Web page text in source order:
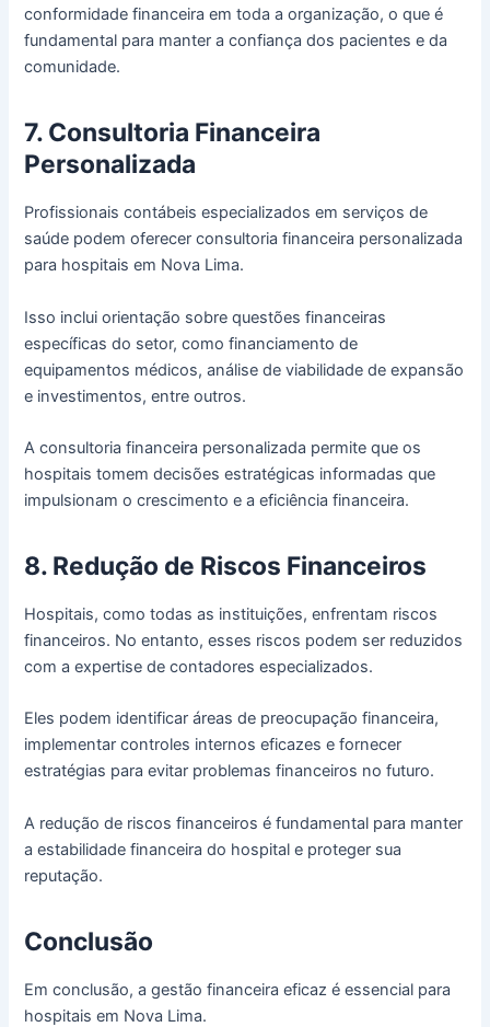
conformidade financeira em toda a organização, o que é
fundamental para manter a confiança dos pacientes e da
comunidade.
7. Consultoria Financeira
Personalizada
Profissionais contábeis especializados em serviços de
saúde podem oferecer consultoria financeira personalizada
para hospitais em Nova Lima.
Isso inclui orientação sobre questões financeiras
específicas do setor, como financiamento de
equipamentos médicos, análise de viabilidade de expansão
e investimentos, entre outros.
A consultoria financeira personalizada permite que os
hospitais tomem decisões estratégicas informadas que
impulsionam o crescimento e a eficiência financeira.
8. Redução de Riscos Financeiros
Hospitais, como todas as instituições, enfrentam riscos
financeiros. No entanto, esses riscos podem ser reduzidos
com a expertise de contadores especializados.
Eles podem identificar áreas de preocupação financeira,
implementar controles internos eficazes e fornecer
estratégias para evitar problemas financeiros no futuro.
A redução de riscos financeiros é fundamental para manter
a estabilidade financeira do hospital e proteger sua
reputação.
Conclusão
Em conclusão, a gestão financeira eficaz é essencial para
hospitais em Nova Lima.